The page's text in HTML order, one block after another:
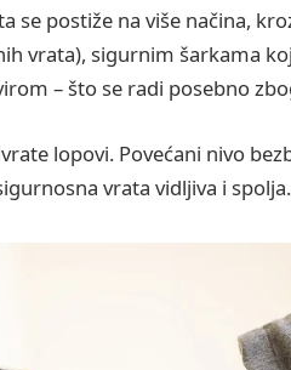
se postiže na više načina,
vrata), sigurnim šarkama
– što se radi posebno
lopovi. Povećani nivo
vrata vidljiva i spolja.